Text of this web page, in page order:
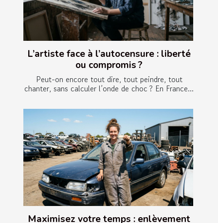
L’artiste face à l’autocensure : liberté
ou compromis ?
Peut-on encore tout dire, tout peindre, tout
chanter, sans calculer l’onde de choc ? En France...
Maximisez votre temps : enlèvement